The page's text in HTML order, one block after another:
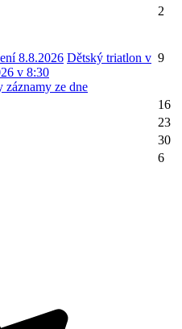
2
8.8.2026 Dětský triatlon v
v 8:30
záznamy ze dne
9
16
23
30
6